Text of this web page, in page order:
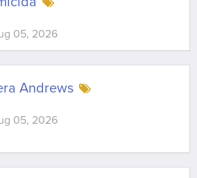
05, 2026
Andrews
05, 2026